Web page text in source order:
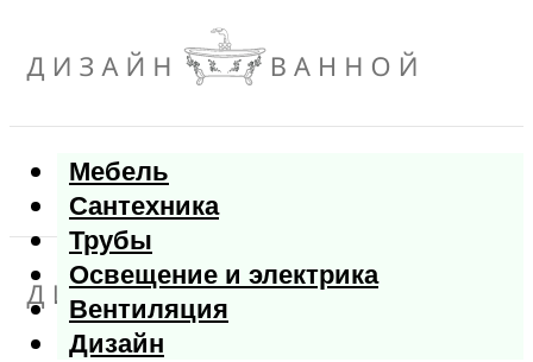
Мебель
Сантехника
Трубы
Освещение и электрика
Вентиляция
Дизайн